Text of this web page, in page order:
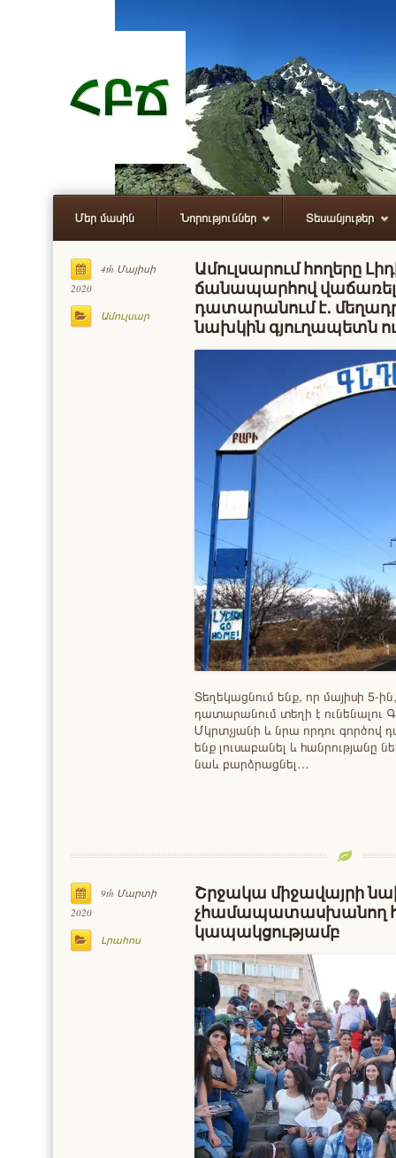
Մեր մասին Նորություններ Տեսանյութեր
4th Մայիսի
2020
Ամուլսար
Ամուլսարում հողերը
ճանապարհով
դատարանում է․
նախկին գյուղապետն
Տեղեկացնում ենք, որ մայիսի 5-
դատարանում տեղի է
Մկրտչյանի և նրա որդու գործով
ենք լուսաբանել և հանրությանը
նաև բարձրացնել…
9th Մարտի
2020
Լրահոս
Շրջակա միջավայրի
չհամապատասխանող
կապակցությամբ